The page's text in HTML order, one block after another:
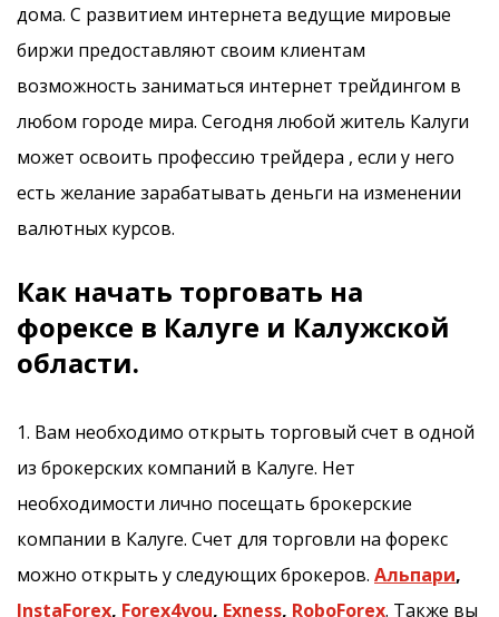
дома. С развитием интернета ведущие мировые
биржи предоставляют своим клиентам
возможность заниматься интернет трейдингом в
любом городе мира. Сегодня любой житель Калуги
может освоить профессию трейдера , если у него
есть желание зарабатывать деньги на изменении
валютных курсов.
Как начать торговать на
форексе в Калуге и Калужской
области.
1. Вам необходимо открыть торговый счет в одной
из брокерских компаний в Калуге. Нет
необходимости лично посещать брокерские
компании в Калуге. Счет для торговли на форекс
можно открыть у следующих брокеров. Альпари,
InstaForex, Forex4you, Exness, RoboForex. Также вы